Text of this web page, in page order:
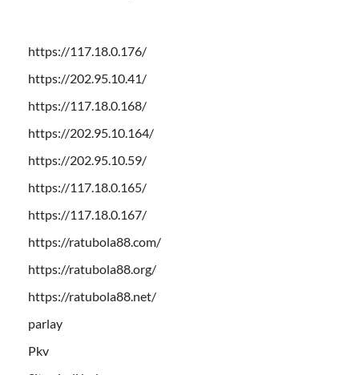
https://117.18.0.176/
https://202.95.10.41/
https://117.18.0.168/
https://202.95.10.164/
https://202.95.10.59/
https://117.18.0.165/
https://117.18.0.167/
https://ratubola88.com/
https://ratubola88.org/
https://ratubola88.net/
parlay
Pkv